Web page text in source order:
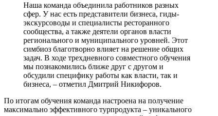
Наша команда объединила работников разных
сфер. У нас есть представители бизнеса, гиды-
экскурсоводы и специалисты ресторанного
сообщества, а также деятели органов власти
регионального и муниципального уровней. Этот
симбиоз благотворно влияет на решение общих
задач. В ходе трехдневного совместного обучения
мы познакомились ближе друг с другом и
обсудили специфику работы как власти, так и
бизнеса, – отметил Дмитрий Никифоров.
По итогам обучения команда настроена на получение
максимально эффективного турпродукта – уникального